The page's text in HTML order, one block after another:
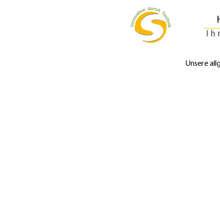
Unsere